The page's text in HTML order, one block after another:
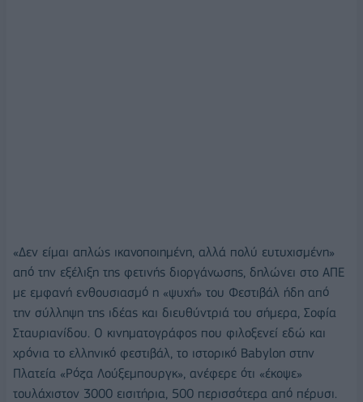
«Δεν είμαι απλώς ικανοποιημένη, αλλά πολύ ευτυχισμένη»
από την εξέλιξη της φετινής διοργάνωσης, δηλώνει στο ΑΠΕ
με εμφανή ενθουσιασμό η «ψυχή» του Φεστιβάλ ήδη από
την σύλληψη της ιδέας και διευθύντριά του σήμερα, Σοφία
Σταυριανίδου. Ο κινηματογράφος που φιλοξενεί εδώ και
χρόνια το ελληνικό φεστιβάλ, το ιστορικό Babylon στην
Πλατεία «Ρόζα Λούξεμπουργκ», ανέφερε ότι «έκοψε»
τουλάχιστον 3000 εισιτήρια, 500 περισσότερα από πέρυσι.